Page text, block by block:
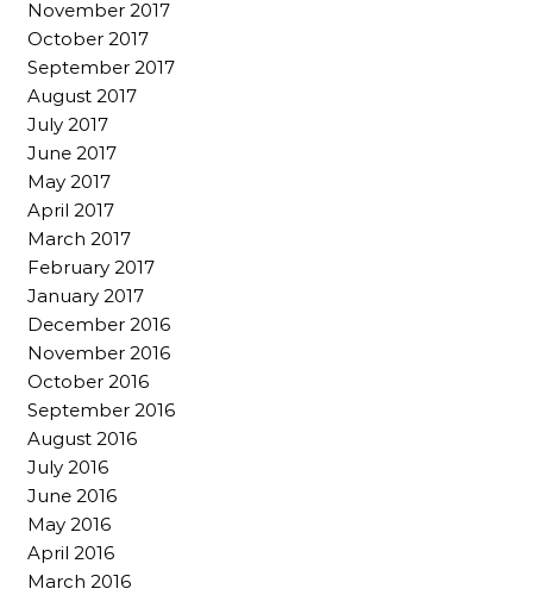
November 2017
October 2017
September 2017
August 2017
July 2017
June 2017
May 2017
April 2017
March 2017
February 2017
January 2017
December 2016
November 2016
October 2016
September 2016
August 2016
July 2016
June 2016
May 2016
April 2016
March 2016